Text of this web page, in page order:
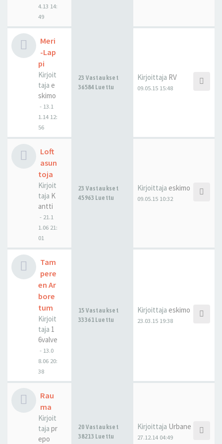
4.13 14:
49
Meri
-Lap
pi
Kirjoit
taja e
skimo
- 13.1
1.14 12:
56
23 Vastaukset
36584 Luettu
Kirjoittaja RV
09.05.15 15:48
Loft
asun
toja
Kirjoit
taja K
antti
- 21.1
1.06 21:
01
23 Vastaukset
45963 Luettu
Kirjoittaja eskimo
09.05.15 10:32
Tam
pere
en Ar
bore
tum
Kirjoit
taja 1
6valve
- 13.0
8.06 20:
38
15 Vastaukset
33361 Luettu
Kirjoittaja eskimo
23.03.15 19:38
Rau
ma
Kirjoit
taja pr
epo
20 Vastaukset
38213 Luettu
Kirjoittaja Urbane
27.12.14 04:49